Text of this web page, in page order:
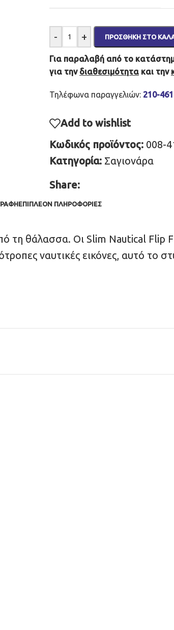
- + ΠΡΟΣΘΉΚΗ ΣΤΟ
Για παραλαβή από το
για την διαθεσιμότητα και την
Τηλέφωνα παραγγελιών: 210-
Add to wishlist
Κωδικός προϊόντος: 008-
Κατηγορία: Σαγιονάρα
Share:
ΕΠΙΠΛΈΟΝ ΠΛΗΡΟΦΟΡΊΕΣ
τη θάλασσα. Οι Slim Nautical
ναυτικές εικόνες, αυτό το